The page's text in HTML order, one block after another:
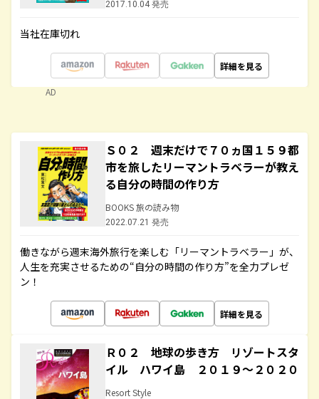
2017.10.04 発売
当社在庫切れ
詳細を見る
AD
Ｓ０２ 週末だけで７０ヵ国１５９都
市を旅したリーマントラベラーが教え
る自分の時間の作り方
BOOKS 旅の読み物
2022.07.21 発売
働きながら週末海外旅行を楽しむ「リーマントラベラー」が、
人生を充実させるための“自分の時間の作り方”を全力プレゼ
ン！
詳細を見る
Ｒ０２ 地球の歩き方 リゾートスタ
イル ハワイ島 ２０１９～２０２０
Resort Style